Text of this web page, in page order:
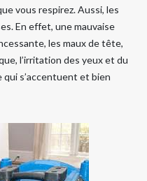
vous respirez. Aussi, les
En effet, une mauvaise
les maux de tête,
l’irritation des yeux et du
qui s’accentuent et bien